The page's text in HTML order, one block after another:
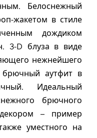
Белоснежный
жакетом в стиле
дождиком
3-D блуза в виде
нежнейшего
брючный аутфит в
Идеальный
брючного
– пример
уместного на